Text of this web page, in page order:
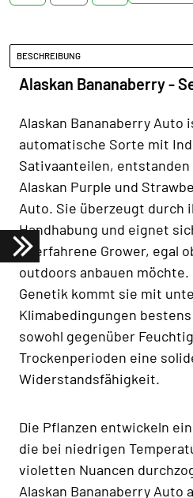
BESCHREIBUNG
Alaskan Bananaberry -
Alaskan Bananaberry Auto
automatische Sorte mit
Sativaanteilen, entstanden
Alaskan Purple und
Auto. Sie überzeugt durch
Handhabung und eignet
unerfahrene Grower, egal
outdoors anbauen
Genetik kommt sie mit
Klimabedingungen
sowohl gegenüber
Trockenperioden eine
Widerstandsfähigkeit.
Die Pflanzen entwickeln
die bei niedrigen
violetten Nuancen
Alaskan Bananaberry Auto